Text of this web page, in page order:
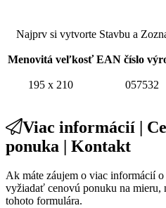
Najprv si vytvorte Stavbu a
Menovitá veľkosť EAN číslo
195 x 210 057532
Viac informácií |
ponuka | Kontakt
Ak máte záujem o viac informácií
vyžiadať cenovú ponuku na mieru,
tohoto formulára.